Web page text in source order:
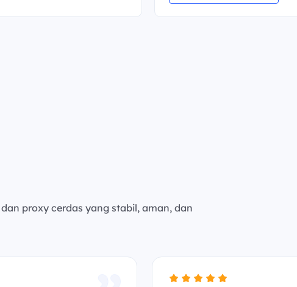
proxy cerdas yang stabil, aman, dan